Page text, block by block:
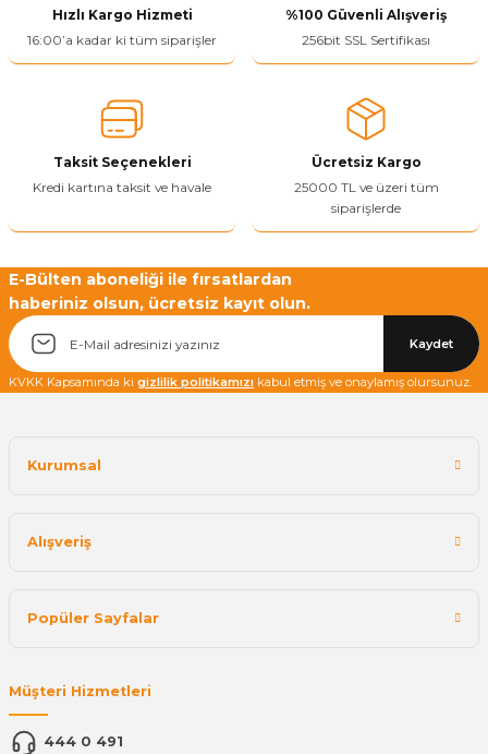
Ürün resmi kalitesiz, bozuk veya görüntülenemiyor.
Ürün bilgilerinde hatalar bulunuyor.
Ürün fiyatı diğer sitelerden daha pahalı.
Bu ürüne benzer farklı alternatifler olmalı.
Yetkiliye Gönder
Hızlı Kargo Hizmeti
16:00’a kadar ki tüm siparişler
%100 Güvenli Alışveriş
256bit SSL Sertifikası
Taksit Seçenekleri
Kredi kartına taksit ve havale
Ücretsiz Kargo
25000 TL ve üzeri tüm
siparişlerde
E-Bülten aboneliği ile fırsatlardan
haberiniz olsun, ücretsiz kayıt olun.
Kaydet
KVKK Kapsamında ki gizlilik politikamızı kabul etmiş ve onaylamış olursunuz.
Kurumsal
Alışveriş
Popüler Sayfalar
Müşteri Hizmetleri
444 0 491